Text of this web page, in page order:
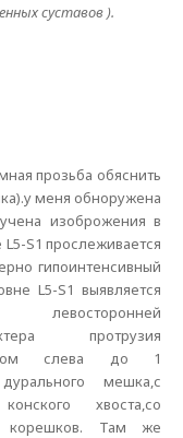
суставов ).
прозьба обяснить
меня обноружена
изоброжения в
S1 прослеживается
гипоинтенсивный
L5-S1 выявляется
протрузия
слева до 1
мешка,с
хвоста,со
корешков. Там же